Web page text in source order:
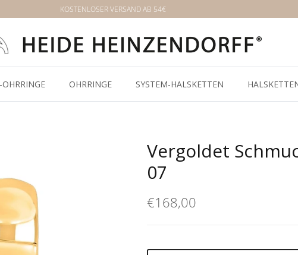
KOSTENLOSER VERSAND AB 54€
OHRRINGE OHRRINGE SYSTEM-HALSKETTEN
Vergoldet
07
€168,00